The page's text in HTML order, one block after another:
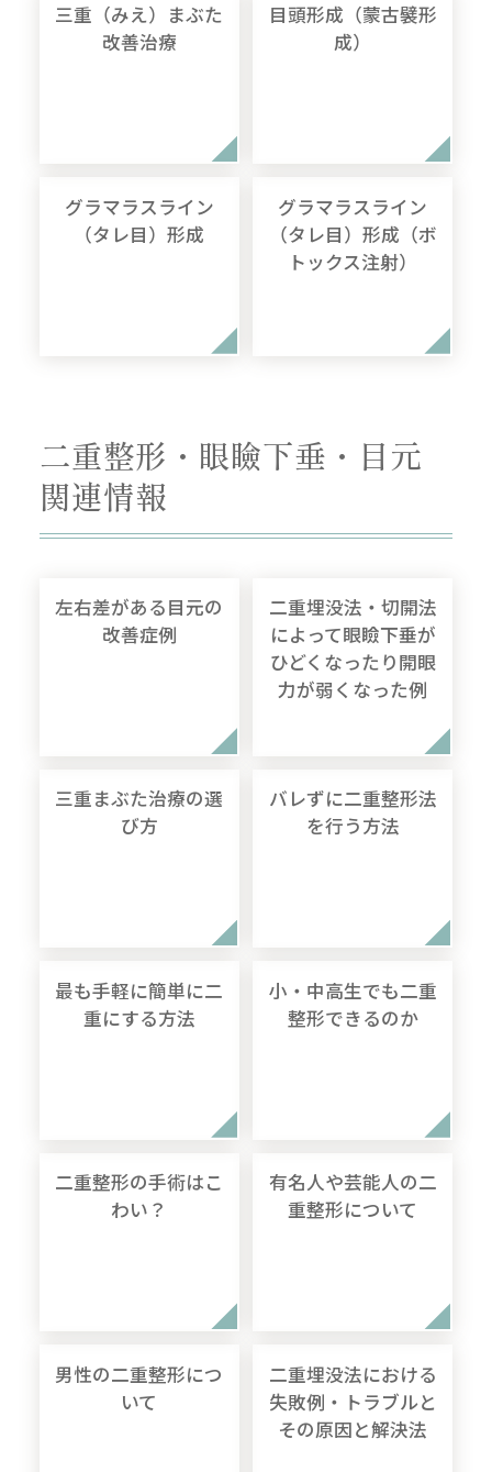
三重（みえ）まぶた
改善治療
目頭形成（蒙古襞形
成）
グラマラスライン
（タレ目）形成
グラマラスライン
（タレ目）形成（ボ
トックス注射）
二重整形・眼瞼下垂・目元
関連情報
左右差がある目元の
改善症例
二重埋没法・切開法
によって眼瞼下垂が
ひどくなったり開眼
力が弱くなった例
三重まぶた治療の選
び方
バレずに二重整形法
を行う方法
最も手軽に簡単に二
重にする方法
小・中高生でも二重
整形できるのか
二重整形の手術はこ
わい？
有名人や芸能人の二
重整形について
男性の二重整形につ
いて
二重埋没法における
失敗例・トラブルと
その原因と解決法